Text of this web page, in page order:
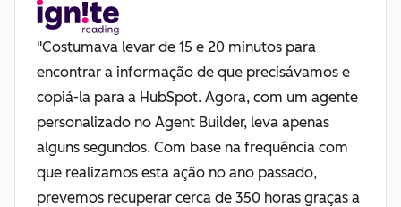
"Costumava levar de 15 e 20 minutos para
encontrar a informação de que precisávamos e
copiá-la para a HubSpot. Agora, com um agente
personalizado no Agent Builder, leva apenas
alguns segundos. Com base na frequência com
que realizamos esta ação no ano passado,
prevemos recuperar cerca de 350 horas graças a